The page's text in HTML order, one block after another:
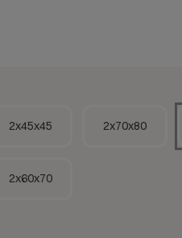
2x45x45 2x70x80
2x60x70